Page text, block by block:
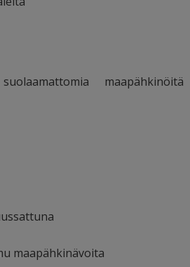
maapähkinöitä
maapähkinävoita